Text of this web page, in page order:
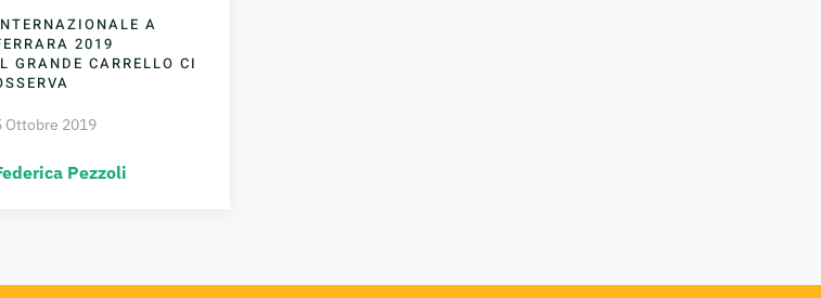
A
2019
GRANDE CARRELLO CI
Ottobre 2019
Pezzoli